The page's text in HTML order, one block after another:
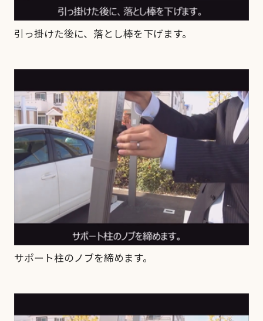
引っ掛けた後に、落とし棒を下げます。
サポート柱のノブを締めます。